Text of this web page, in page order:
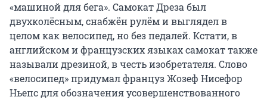
«машиной для бега». Самокат Дреза был
двухколёсным, снабжён рулём и выглядел в
целом как велосипед, но без педалей. Кстати, в
английском и французских языках самокат также
называли дрезиной, в честь изобретателя. Слово
«велосипед» придумал француз Жозеф Нисефор
Ньепс для обозначения усовершенствованного